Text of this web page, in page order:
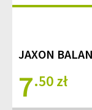
JAXON
7.50 zł